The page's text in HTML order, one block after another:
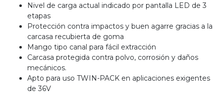
Nivel de carga actual indicado por pantalla LED de 3
etapas
Protección contra impactos y buen agarre gracias a la
carcasa recubierta de goma
Mango tipo canal para fácil extracción
Carcasa protegida contra polvo, corrosión y daños
mecánicos.
Apto para uso TWIN-PACK en aplicaciones exigentes
de 36V